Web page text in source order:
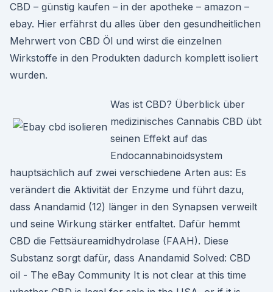
CBD – günstig kaufen – in der apotheke – amazon –
ebay. Hier erfährst du alles über den gesundheitlichen
Mehrwert von CBD Öl und wirst die einzelnen
Wirkstoffe in den Produkten dadurch komplett isoliert
wurden.
Was ist CBD? Überblick über
medizinisches Cannabis CBD übt
seinen Effekt auf das
Endocannabinoidsystem
hauptsächlich auf zwei verschiedene Arten aus: Es
verändert die Aktivität der Enzyme und führt dazu,
dass Anandamid (12) länger in den Synapsen verweilt
und seine Wirkung stärker entfaltet. Dafür hemmt
CBD die Fettsäureamidhydrolase (FAAH). Diese
Substanz sorgt dafür, dass Anandamid Solved: CBD
oil - The eBay Community It is not clear at this time